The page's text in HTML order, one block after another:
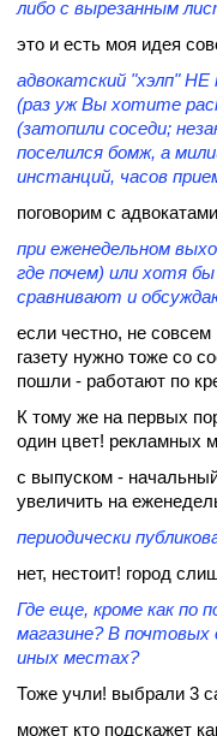
либо с вырезанным
это и есть моя идея
адвокатский "хэлп"
(раз уж Вы хотите
(затопили соседи;
поселился бомж, а
инстанций, часов
поговорим с
при еженедельном
где почем) или хотя
сравнивают и
если честно, не
газету нужно тоже со
пошли - работают по
К тому же на первых
один цвет! рекламных
с выпуском -
увеличить на
периодически
нет, нестоит! город
Где еще, кроме как по
магазине? В
иных местах?
Тоже учли! выбрали 3
может кто подскажет